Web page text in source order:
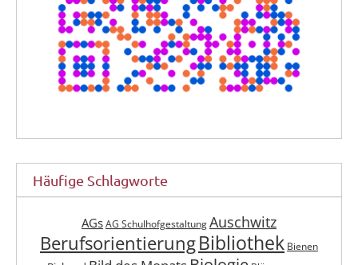
Häufige Schlagworte
AGs AG Schulhofgestaltung Auschwitz
BerufsorientierungBibliothek Bienen